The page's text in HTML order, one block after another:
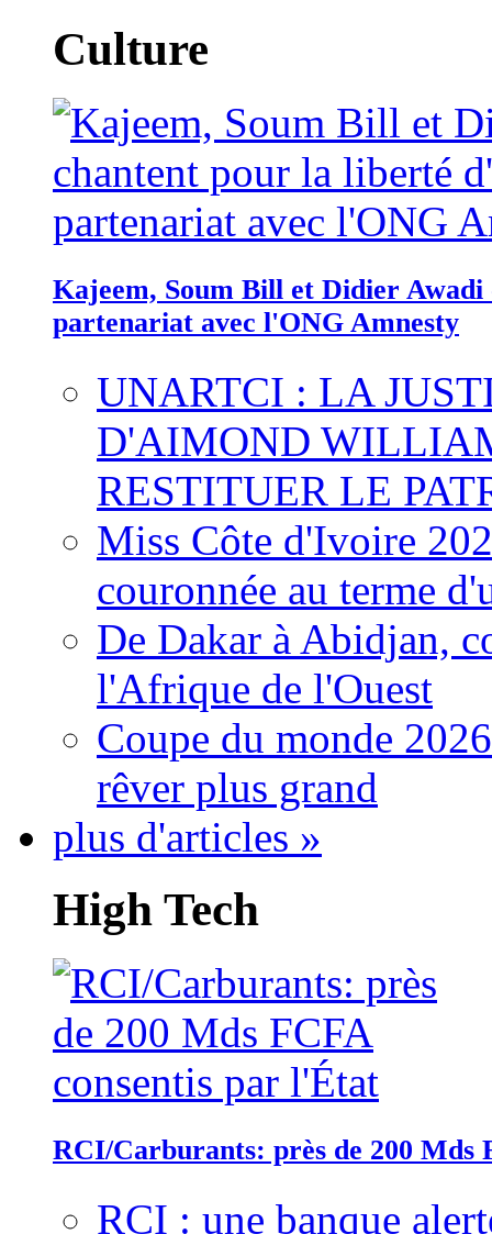
Culture
Kajeem, Soum Bill et Didier
partenariat avec l'ONG Amnesty
UNARTCI : LA
D'AIMOND
RESTITUER LE
Miss Côte d'Ivoire
couronnée au terme
De Dakar à Abidjan,
l'Afrique de l'Ouest
Coupe du monde
rêver plus grand
plus d'articles »
High Tech
RCI/Carburants: près de 200 Mds
RCI : une banque